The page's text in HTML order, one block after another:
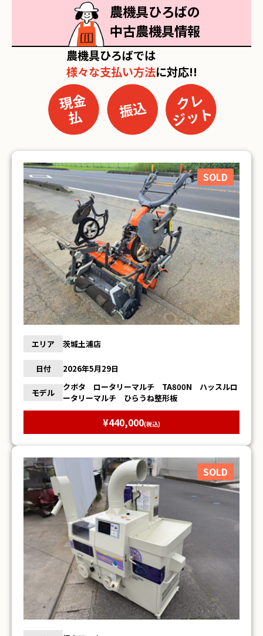
農機具ひろばの
中古農機具情報
農機具ひろばでは
様々な支払い方法に対応!!
SOLD
エリア 茨城土浦店
日付 2026年5月29日
モデル
クボタ ロータリーマルチ TA800N ハッスルロ
ータリーマルチ ひらうね整形板
¥440,000(税込)
SOLD